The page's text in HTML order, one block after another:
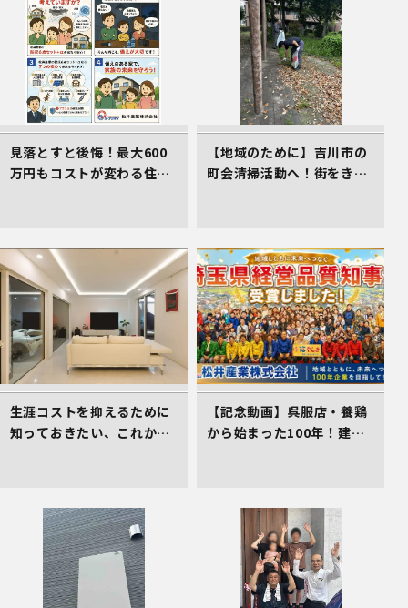
見落とすと後悔！最大600
万円もコストが変わる住ま
【地域のために】吉川市の
町会清掃活動へ！街をきれ
生涯コストを抑えるために
知っておきたい、これから
【記念動画】呉服店・養鶏
から始まった100年！建